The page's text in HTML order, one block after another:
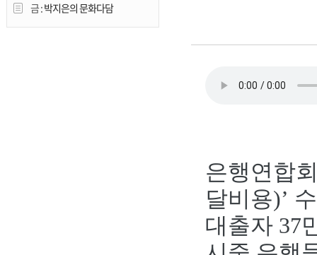
금 :박지은의 문화다담
은행연합
달비용)’
대출자 37